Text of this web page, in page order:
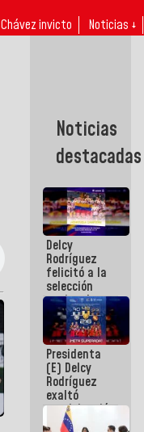
Chávez invicto Noticias ↓
Noticias
destacadas
Delcy
Rodríguez
felicitó a la
selección
nacional
masculina
de voleibol
campeona
de la Copa
Panamericana
Sub-17
Presidenta
(E) Delcy
Rodríguez
exaltó
participación
de